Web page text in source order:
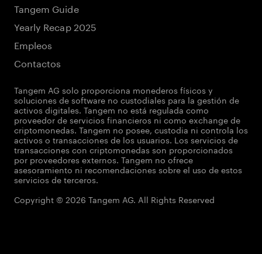
Tangem Guide
Yearly Recap 2025
Empleos
Contactos
Tangem AG solo proporciona monederos físicos y
soluciones de software no custodiales para la gestión de
activos digitales. Tangem no está regulada como
proveedor de servicios financieros ni como exchange de
criptomonedas. Tangem no posee, custodia ni controla los
activos o transacciones de los usuarios. Los servicios de
transacciones con criptomonedas son proporcionados
por proveedores externos. Tangem no ofrece
asesoramiento ni recomendaciones sobre el uso de estos
servicios de terceros.